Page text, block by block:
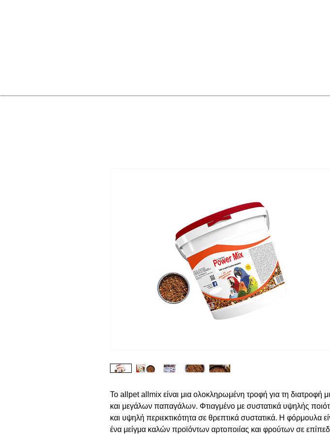
Το allpet allmix είναι μια ολοκληρωμένη τροφή για τη διατροφή
και μεγάλων παπαγάλων. Φτιαγμένο με συστατικά υψηλής
και υψηλή περιεκτικότητα σε θρεπτικά συστατικά. Η φόρμουλα
ένα μείγμα καλών προϊόντων αρτοποιίας και φρούτων σε